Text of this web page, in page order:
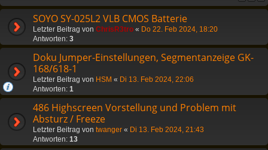
SOYO SY-025L2 VLB CMOS Batterie
Letzter Beitrag von ChrisR3tro « Do 22. Feb 2024, 18:20
Antworten: 3
Doku Jumper-Einstellungen, Segmentanzeige GK-
168/618-1
Letzter Beitrag von HSM « Di 13. Feb 2024, 22:06
Antworten: 1
486 Highscreen Vorstellung und Problem mit
Absturz / Freeze
Letzter Beitrag von twanger « Di 13. Feb 2024, 21:43
Antworten: 13